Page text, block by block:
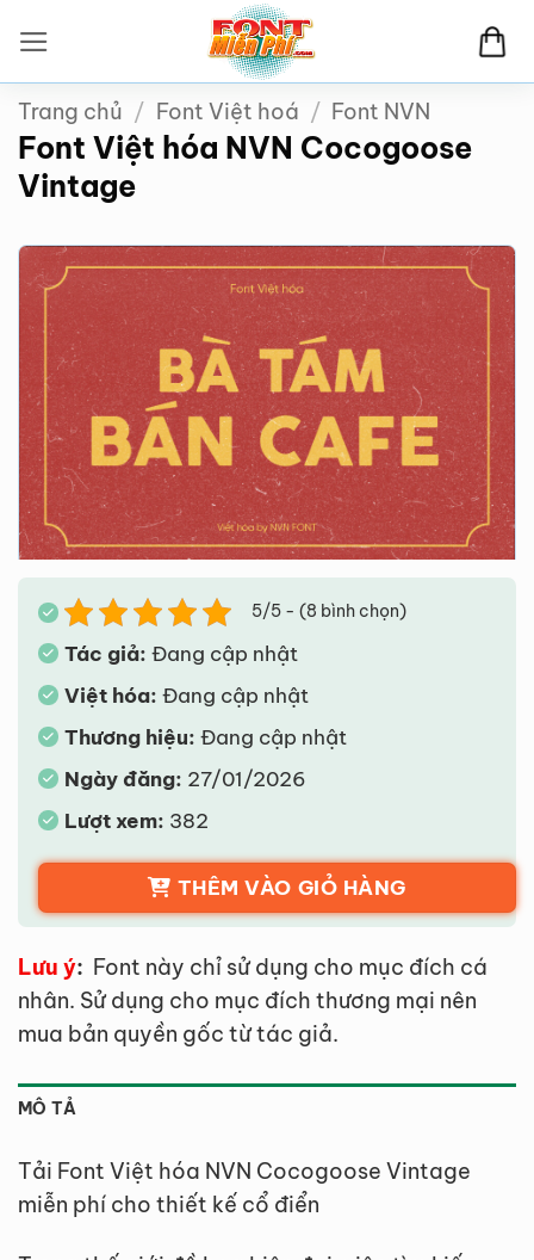
qua
nội
dung
Trang chủ / Font Việt hoá / Font NVN
Font Việt hóa NVN Cocogoose
Vintage
5/5 - (8 bình chọn)
Tác giả: Đang cập nhật
Việt hóa: Đang cập nhật
Thương hiệu: Đang cập nhật
Ngày đăng: 27/01/2026
Lượt xem: 382
THÊM VÀO GIỎ HÀNG
Lưu ý: Font này chỉ sử dụng cho mục đích cá
nhân. Sử dụng cho mục đích thương mại nên
mua bản quyền gốc từ tác giả.
MÔ TẢ
Tải Font Việt hóa NVN Cocogoose Vintage
miễn phí cho thiết kế cổ điển